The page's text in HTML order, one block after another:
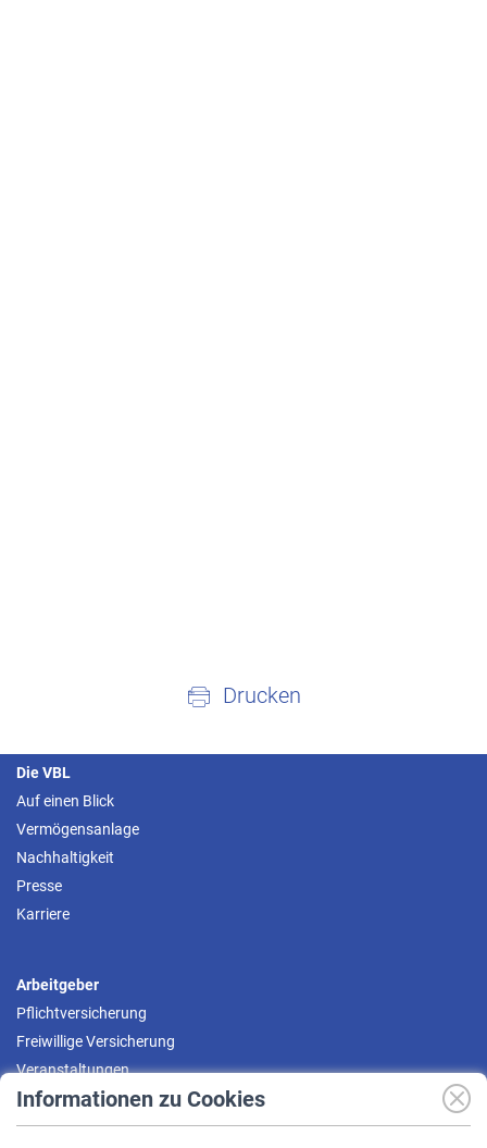
Informationen zu Cookies
Drucken
Die VBL
Auf einen Blick
Vermögensanlage
Nachhaltigkeit
Presse
Karriere
Arbeitgeber
Pflichtversicherung
Freiwillige Versicherung
Veranstaltungen